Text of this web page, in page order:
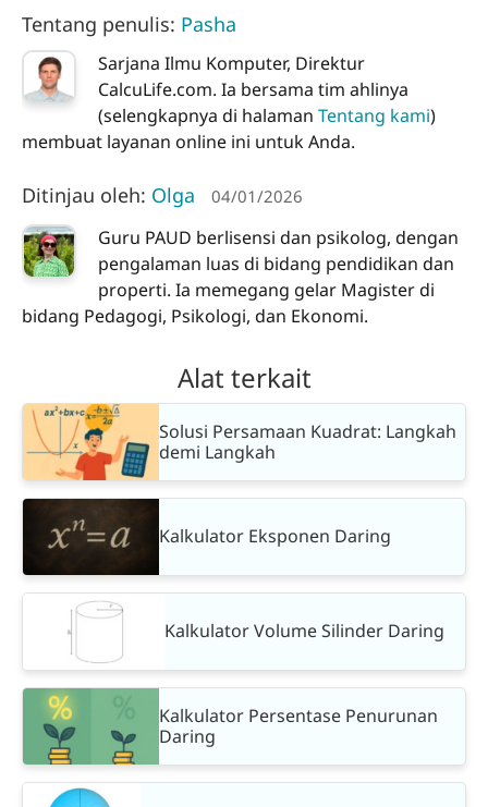
Tentang penulis: Pasha
Sarjana Ilmu Komputer, Direktur
CalcuLife.com. Ia bersama tim ahlinya
(selengkapnya di halaman Tentang kami)
membuat layanan online ini untuk Anda.
Ditinjau oleh: Olga 04/01/2026
Guru PAUD berlisensi dan psikolog, dengan
pengalaman luas di bidang pendidikan dan
properti. Ia memegang gelar Magister di
bidang Pedagogi, Psikologi, dan Ekonomi.
Alat terkait
Solusi Persamaan Kuadrat: Langkah
demi Langkah
Kalkulator Eksponen Daring
Kalkulator Volume Silinder Daring
Kalkulator Persentase Penurunan
Daring